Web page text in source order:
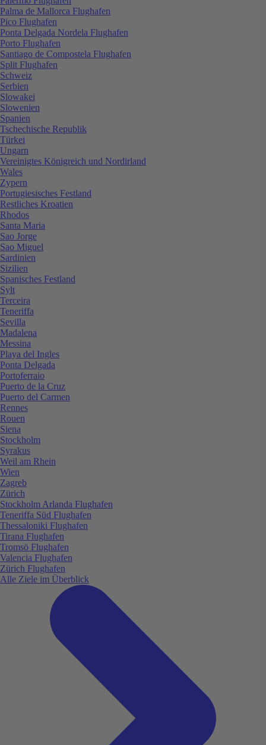
Palma de Mallorca Flughafen
Pico Flughafen
Ponta Delgada Nordela Flughafen
Porto Flughafen
Santiago de Compostela Flughafen
Split Flughafen
Schweiz
Serbien
Slowakei
Slowenien
Spanien
Tschechische Republik
Türkei
Ungarn
Vereinigtes Königreich und Nordirland
Wales
Zypern
Portugiesisches Festland
Restliches Kroatien
Rhodos
Santa Maria
Sao Jorge
Sao Miguel
Sardinien
Sizilien
Spanisches Festland
Sylt
Terceira
Teneriffa
Sevilla
Madalena
Messina
Playa del Ingles
Ponta Delgada
Portoferraio
Puerto de la Cruz
Puerto del Carmen
Rennes
Rouen
Siena
Stockholm
Syrakus
Weil am Rhein
Wien
Zagreb
Zürich
Stockholm Arlanda Flughafen
Teneriffa Süd Flughafen
Thessaloniki Flughafen
Tirana Flughafen
Tromsö Flughafen
Valencia Flughafen
Zürich Flughafen
Alle Ziele im Überblick